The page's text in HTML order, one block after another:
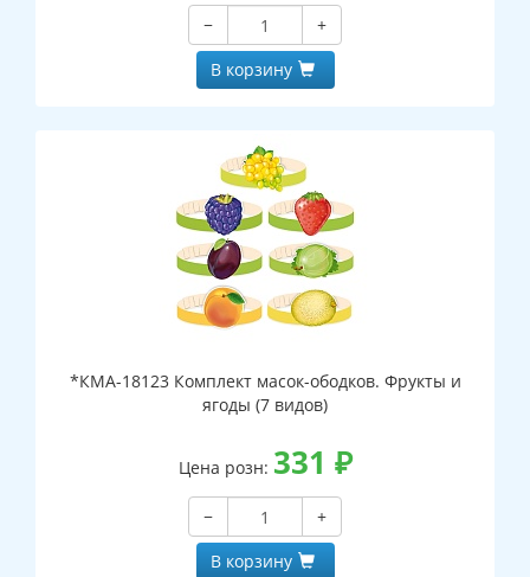
−
+
В корзину
*КМА-18123 Комплект масок-ободков. Фрукты и
ягоды (7 видов)
Цена розн: 331 ₽
−
+
В корзину